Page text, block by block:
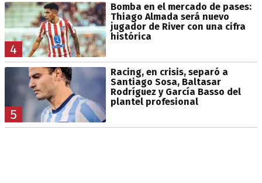
4
Bomba en el mercado de pases:
Thiago Almada será nuevo
jugador de River con una cifra
histórica
5
Racing, en crisis, separó a
Santiago Sosa, Baltasar
Rodríguez y García Basso del
plantel profesional